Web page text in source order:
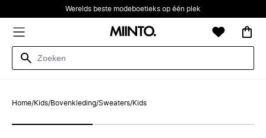
Werelds beste modeboetieks op één plek
Home/Kids/Bovenkleding/Sweaters/Kids